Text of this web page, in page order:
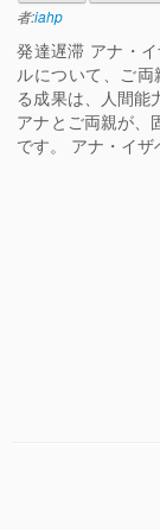
者:iahp
発達遅滞 アナ・
ルについて、ご
る成果は、人間能
アナとご両親が、
です。 アナ・イ